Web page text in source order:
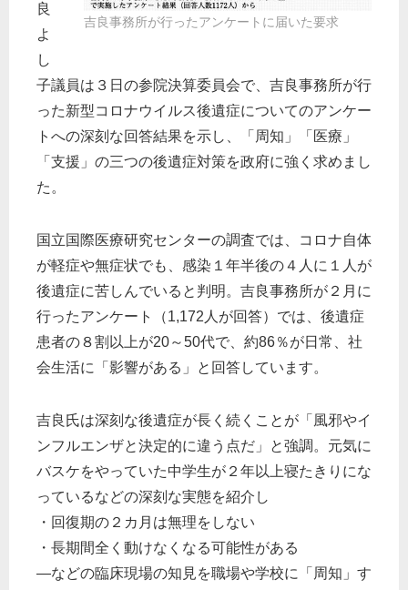
吉良事務所が行ったアンケートに届いた要求
良
よ
し
子議員は３日の参院決算委員会で、吉良事務所が行
った新型コロナウイルス後遺症についてのアンケー
トへの深刻な回答結果を示し、「周知」「医療」
「支援」の三つの後遺症対策を政府に強く求めまし
た。
国立国際医療研究センターの調査では、コロナ自体
が軽症や無症状でも、感染１年半後の４人に１人が
後遺症に苦しんでいると判明。吉良事務所が２月に
行ったアンケート（1,172人が回答）では、後遺症
患者の８割以上が20～50代で、約86％が日常、社
会生活に「影響がある」と回答しています。
吉良氏は深刻な後遺症が長く続くことが「風邪やイ
ンフルエンザと決定的に違う点だ」と強調。元気に
バスケをやっていた中学生が２年以上寝たきりにな
っているなどの深刻な実態を紹介し
・回復期の２カ月は無理をしない
・長期間全く動けなくなる可能性がある
―などの臨床現場の知見を職場や学校に「周知」す